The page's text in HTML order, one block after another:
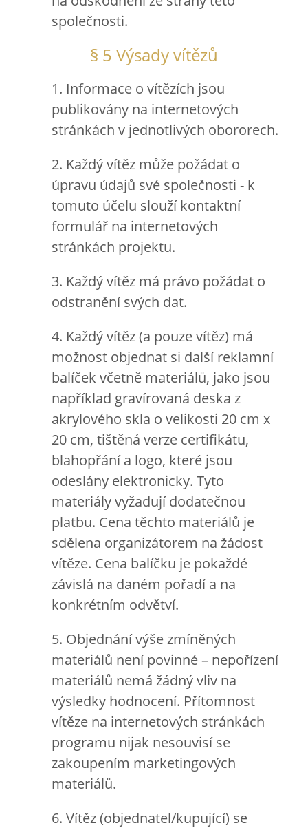
společnosti.
§ 5 Výsady vítězů
1. Informace o vítězích jsou
publikovány na internetových
stránkách v jednotlivých obororech.
2. Každý vítěz může požádat o
úpravu údajů své společnosti - k
tomuto účelu slouží kontaktní
formulář na internetových
stránkách projektu.
3. Každý vítěz má právo požádat o
odstranění svých dat.
4. Každý vítěz (a pouze vítěz) má
možnost objednat si další reklamní
balíček včetně materiálů, jako jsou
například gravírovaná deska z
akrylového skla o velikosti 20 cm x
20 cm, tištěná verze certifikátu,
blahopřání a logo, které jsou
odeslány elektronicky. Tyto
materiály vyžadují dodatečnou
platbu. Cena těchto materiálů je
sdělena organizátorem na žádost
vítěze. Cena balíčku je pokaždé
závislá na daném pořadí a na
konkrétním odvětví.
5. Objednání výše zmíněných
materiálů není povinné – nepořízení
materiálů nemá žádný vliv na
výsledky hodnocení. Přítomnost
vítěze na internetových stránkách
programu nijak nesouvisí se
zakoupením marketingových
materiálů.
6. Vítěz (objednatel/kupující) se